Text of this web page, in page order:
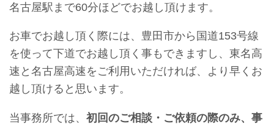
名古屋駅まで60分ほどでお越し頂けます。
お車でお越し頂く際には、豊田市から国道153号線
を使って下道でお越し頂く事もできますし、東名高
速と名古屋高速をご利用いただければ、より早くお
越し頂けると思います。
当事務所では、 初回のご相談・ご依頼の際のみ、事